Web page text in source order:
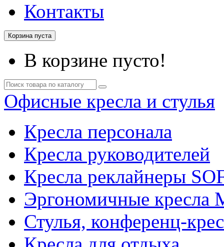
Контакты
Корзина пуста
В корзине пусто!
Офисные кресла и стулья
Кресла персонала
Кресла руководителей
Кресла реклайнеры
Эргономичные
Стулья, конференц-